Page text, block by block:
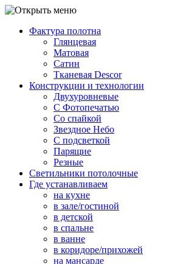
Фактура полотна
Глянцевая
Матовая
Сатин
Тканевая Descor
Конструкции и технологии
Двухуровневые
С Фотопечатью
Со спайкой
Звездное Небо
С подсветкой
Парящие
Резные
Светильники потолочные
Где устанавливаем
на кухне
в зале/гостиной
в детской
в спальне
в ванне
в коридоре/прихожей
на мансарде